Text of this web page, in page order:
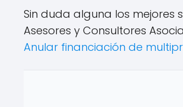
Sin duda alguna los mejores
Asesores y Consultores
Anular financiación de